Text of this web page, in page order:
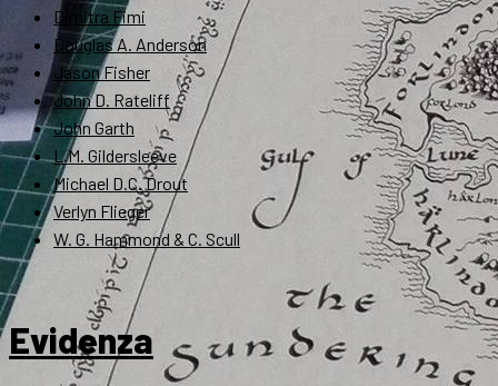
Dimitra Fimi
Douglas A. Anderson
Jason Fisher
John D. Rateliff
John Garth
L.M. Gildersleeve
Michael D.C. Drout
Verlyn Flieger
W. G. Hammond & C. Scull
Evidenza